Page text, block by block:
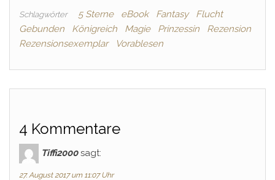
Schlagwörter 5 Sterne eBook Fantasy
Flucht
Gebunden
Königreich Magie Prinzessin
Rezension
Rezensionsexemplar
Vorablesen
4 Kommentare
Tiffi2000 sagt:
27. August 2017 um 11:07 Uhr